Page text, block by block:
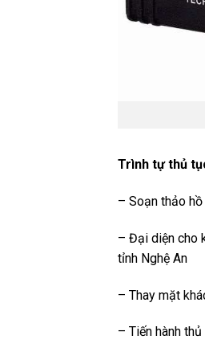
Trình tự thủ
– Soạn thảo
– Đại diện cho
tỉnh Nghệ An
– Thay mặt
– Tiến hành